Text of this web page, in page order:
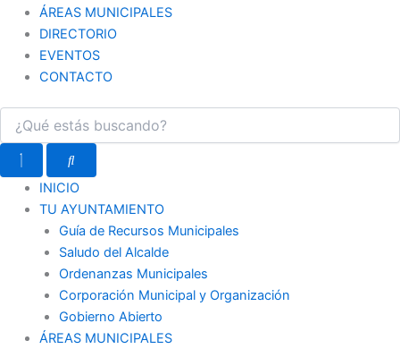
ÁREAS MUNICIPALES
DIRECTORIO
EVENTOS
CONTACTO
INICIO
TU AYUNTAMIENTO
Guía de Recursos Municipales
Saludo del Alcalde
Ordenanzas Municipales
Corporación Municipal y Organización
Gobierno Abierto
ÁREAS MUNICIPALES